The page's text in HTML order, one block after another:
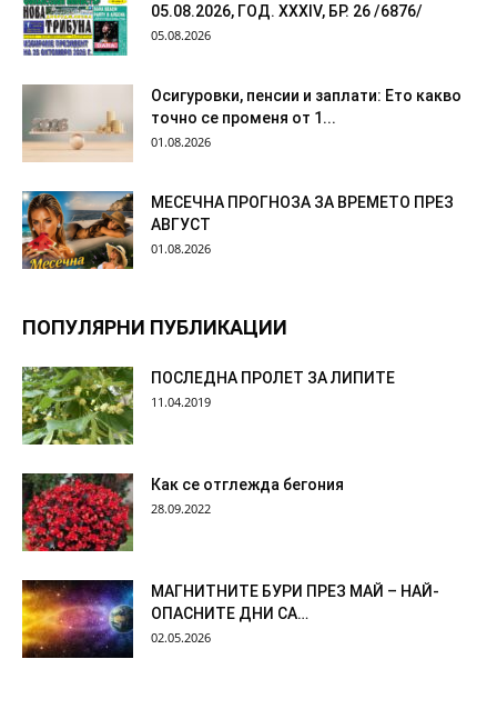
05.08.2026, ГОД. XXХIV, БР. 26 /6876/
05.08.2026
Осигуровки, пенсии и заплати: Ето какво
точно се променя от 1...
01.08.2026
МЕСЕЧНА ПРОГНОЗА ЗА ВРЕМЕТО ПРЕЗ
АВГУСТ
01.08.2026
ПОПУЛЯРНИ ПУБЛИКАЦИИ
ПОСЛЕДНА ПРОЛЕТ ЗА ЛИПИТЕ
11.04.2019
Как се отглежда бегония
28.09.2022
МАГНИТНИТЕ БУРИ ПРЕЗ МАЙ – НАЙ-
ОПАСНИТЕ ДНИ СА…
02.05.2026